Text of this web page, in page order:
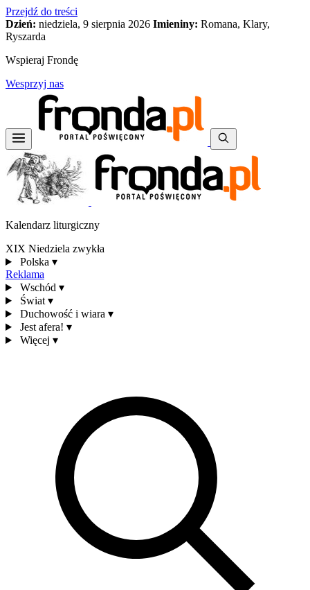
Przejdź do treści
Dzień: niedziela, 9 sierpnia 2026 Imieniny: Romana, Klary,
Ryszarda
Wspieraj Frondę
Wesprzyj nas
Kalendarz liturgiczny
XIX Niedziela zwykła
Polska ▾
Reklama
Wschód ▾
Świat ▾
Duchowość i wiara ▾
Jest afera! ▾
Więcej ▾